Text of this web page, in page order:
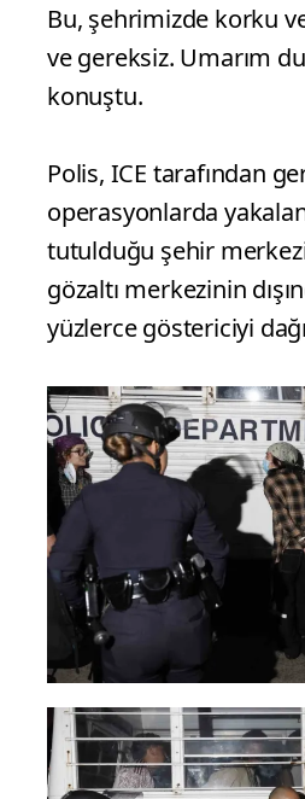
Bu, şehrimizde korku
ve gereksiz. Umarım
konuştu.
Polis, ICE tarafından
operasyonlarda
tutulduğu şehir
gözaltı merkezinin
yüzlerce göstericiyi